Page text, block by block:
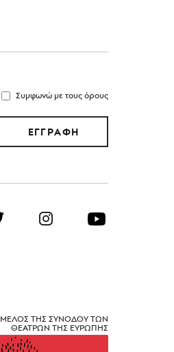
Συμφωνώ με τους όρους
ΕΓΓΡΑΦΗ
ΜΕΛΟΣ ΤΗΣ ΣΥΝΟΔΟΥ ΤΩΝ
ΘΕΑΤΡΩΝ ΤΗΣ ΕΥΡΩΠΗΣ